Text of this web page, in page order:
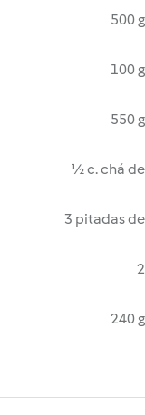
500 g
100 g
550 g
½ c. chá de
3 pitadas de
2
240 g